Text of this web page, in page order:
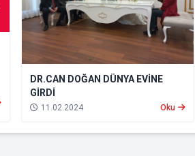
DR.CAN DOĞAN DÜNYA EVİNE
GİRDİ
11.02.2024 Oku